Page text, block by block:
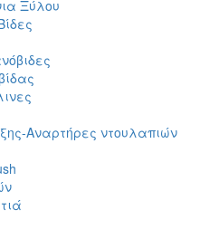
Ξύλου
Αναρτήρες ντουλαπιών